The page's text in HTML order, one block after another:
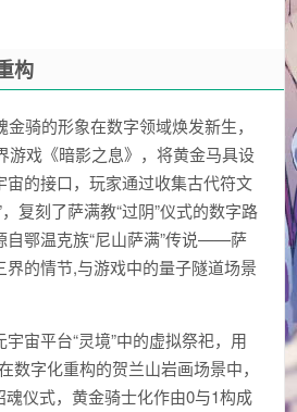
构
骑的形象在数字领域焕发新生，
游戏《暗影之息》，将黄金马具设
宙的接口，玩家通过收集古代符文
复刻了萨满教“过阴”仪式的数字路
自鄂温克族“尼山萨满”传说——萨
的情节,与游戏中的量子隧道场景
宙平台“灵境”中的虚拟祭祀，用
数字化重构的贺兰山岩画场景中，
仪式，黄金骑士化作由0与1构成